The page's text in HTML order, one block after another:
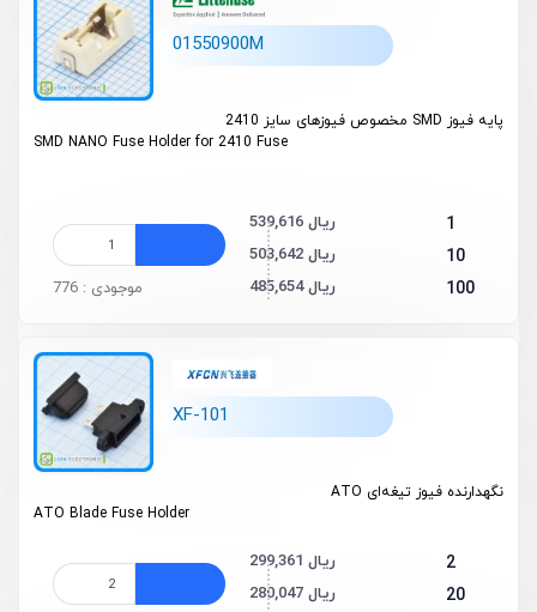
01550900M
پایه فیوز SMD مخصوص فیوزهای سایز 2410
SMD NANO Fuse Holder for 2410 Fuse
1 539,616 ریال
10 503,642 ریال
100 485,654 ریال موجودی : 776
XF-101
نگهدارنده فیوز تیغه‌ای ATO
ATO Blade Fuse Holder
2 299,361 ریال
20 280,047 ریال